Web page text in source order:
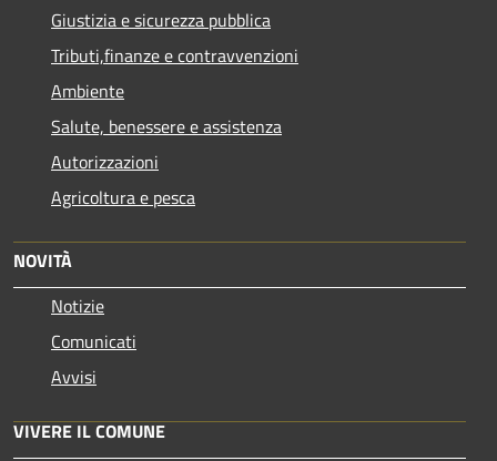
Giustizia e sicurezza pubblica
Tributi,finanze e contravvenzioni
Ambiente
Salute, benessere e assistenza
Autorizzazioni
Agricoltura e pesca
NOVITÀ
Notizie
Comunicati
Avvisi
VIVERE IL COMUNE